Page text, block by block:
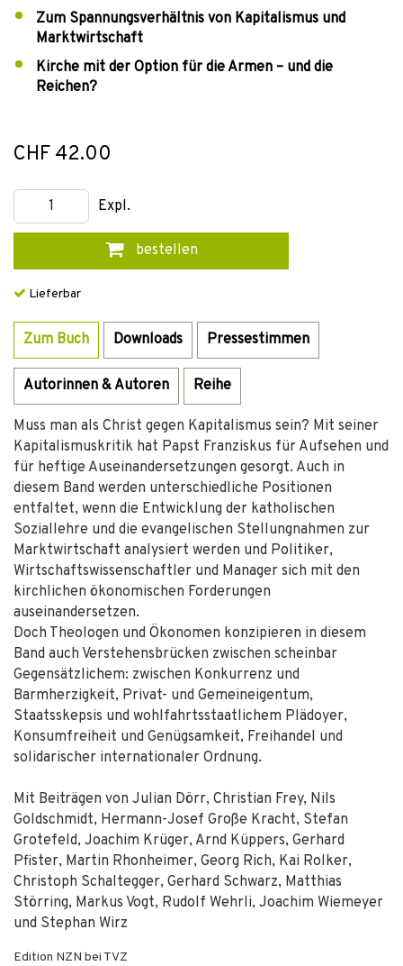
Zum Spannungsverhältnis von Kapitalismus und
Marktwirtschaft
Kirche mit der Option für die Armen – und die
Reichen?
CHF 42.00
Expl.
bestellen
Lieferbar
Zum Buch Downloads Pressestimmen
Autorinnen & Autoren Reihe
Muss man als Christ gegen Kapitalismus sein? Mit seiner
Kapitalismuskritik hat Papst Franziskus für Aufsehen und
für heftige Auseinandersetzungen gesorgt. Auch in
diesem Band werden unterschiedliche Positionen
entfaltet, wenn die Entwicklung der katholischen
Soziallehre und die evangelischen Stellungnahmen zur
Marktwirtschaft analysiert werden und Politiker,
Wirtschaftswissenschaftler und Manager sich mit den
kirchlichen ökonomischen Forderungen
auseinandersetzen.
Doch Theologen und Ökonomen konzipieren in diesem
Band auch Verstehensbrücken zwischen scheinbar
Gegensätzlichem: zwischen Konkurrenz und
Barmherzigkeit, Privat- und Gemeineigentum,
Staatsskepsis und wohlfahrtsstaatlichem Plädoyer,
Konsumfreiheit und Genügsamkeit, Freihandel und
solidarischer internationaler Ordnung.
Mit Beiträgen von Julian Dörr, Christian Frey, Nils
Goldschmidt, Hermann-Josef Große Kracht, Stefan
Grotefeld, Joachim Krüger, Arnd Küppers, Gerhard
Pfister, Martin Rhonheimer, Georg Rich, Kai Rolker,
Christoph Schaltegger, Gerhard Schwarz, Matthias
Störring, Markus Vogt, Rudolf Wehrli, Joachim Wiemeyer
und Stephan Wirz
Edition NZN bei TVZ